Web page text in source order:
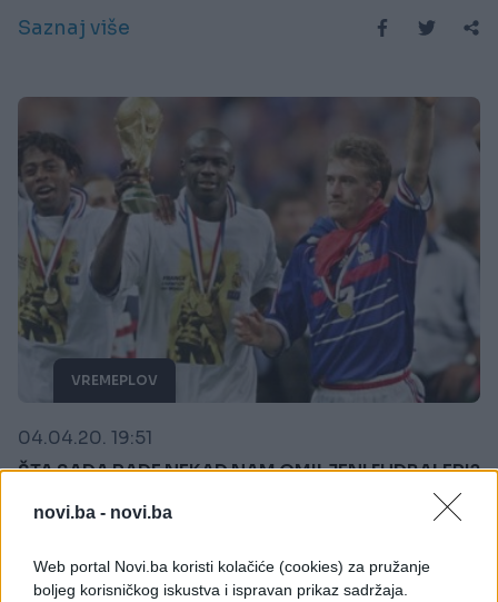
novi.ba - novi.ba
Web portal Novi.ba koristi kolačiće (cookies) za pružanje
boljeg korisničkog iskustva i ispravan prikaz sadržaja.
Saznaj više
VREMEPLOV
04.04.20. 19:51
ŠTA SADA RADE NEKAD NAM OMILJENI FUDBALERI?
Od pokeraša, glumaca, pilota, kečera do državnog
lidera i tatto majstora
Saznaj više